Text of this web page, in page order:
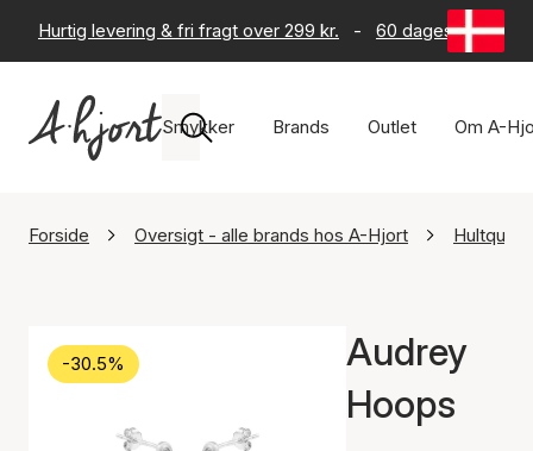
Hurtig levering & fri fragt over 299 kr. - 60 dages returret
Smykker Brands Outlet Om A-
Forside Oversigt - alle brands hos A-Hjort Hultquist
-30.5%
Audrey
Hoops